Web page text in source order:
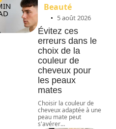
Beauté
5 août 2026
Évitez ces
erreurs dans le
choix de la
couleur de
cheveux pour
les peaux
mates
Choisir la couleur de
cheveux adaptée à une
peau mate peut
s'avérer…